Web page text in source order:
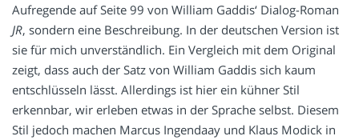
Aufregende auf Seite 99 von William Gaddis‘ Dialog-Roman
JR, sondern eine Beschreibung. In der deutschen Version ist
sie für mich unverständlich. Ein Vergleich mit dem Original
zeigt, dass auch der Satz von William Gaddis sich kaum
entschlüsseln lässt. Allerdings ist hier ein kühner Stil
erkennbar, wir erleben etwas in der Sprache selbst. Diesem
Stil jedoch machen Marcus Ingendaay und Klaus Modick in